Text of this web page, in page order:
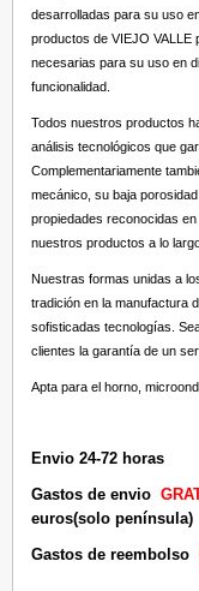
desarrolladas para su uso
productos de VIEJO
necesarias para su uso en
funcionalidad.
Todos nuestros productos
análisis tecnológicos que
Complementariamente
mecánico, su baja
propiedades reconocidas
nuestros productos a lo
Nuestras formas unidas a
tradición en la manufactura
sofisticadas tecnologías.
clientes la garantía de un
Apta para el horno,
Envio 24-72 horas
Gastos de envio
euros(solo península)
Gastos de reembolso